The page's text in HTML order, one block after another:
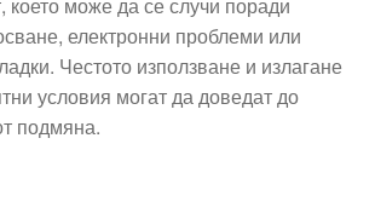
електронни проблеми или
Честото използване и излагане
условия могат да доведат до
подмяна.